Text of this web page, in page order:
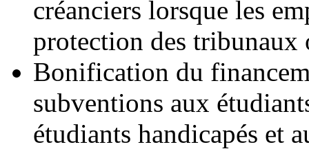
créanciers lorsque les
protection des
Bonification du
subventions aux
étudiants handicapés et